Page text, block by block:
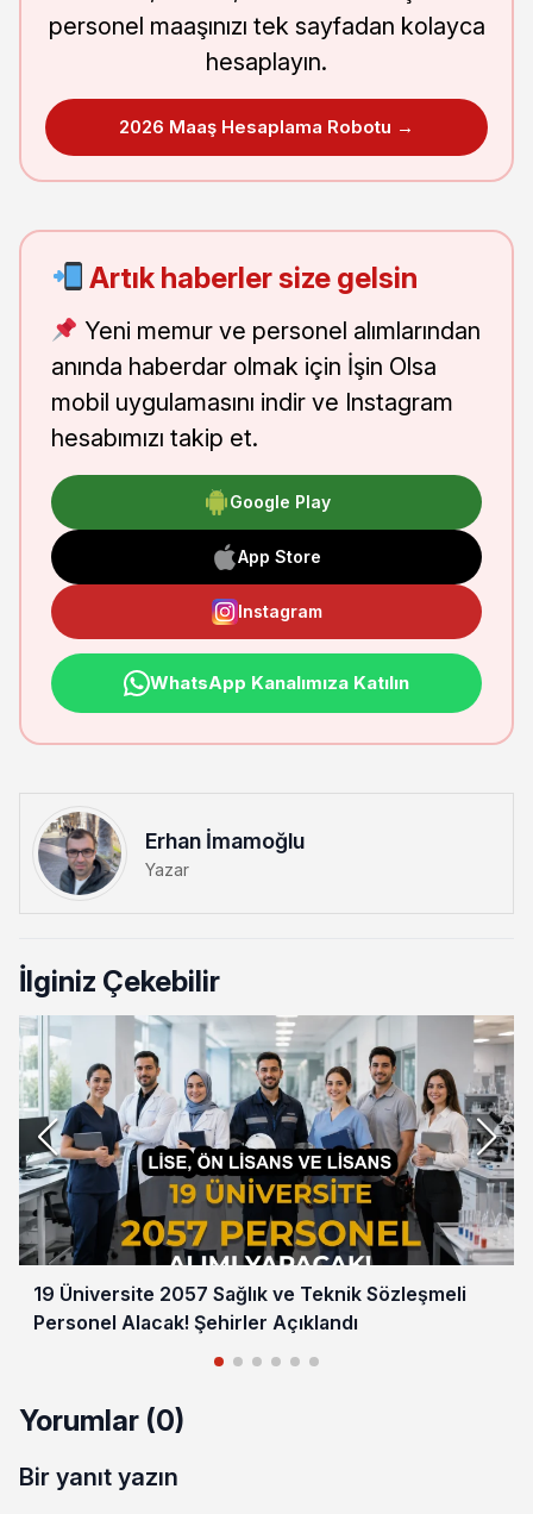
personel maaşınızı tek sayfadan kolayca
hesaplayın.
2026 Maaş Hesaplama Robotu →
Artık haberler size gelsin
Yeni memur ve personel alımlarından
anında haberdar olmak için İşin Olsa
mobil uygulamasını indir ve Instagram
hesabımızı takip et.
Google Play
App Store
Instagram
WhatsApp Kanalımıza Katılın
Erhan İmamoğlu
Yazar
İlginiz Çekebilir
19 Üniversite 2057 Sağlık ve Teknik Sözleşmeli
Personel Alacak! Şehirler Açıklandı
Yorumlar (0)
Bir yanıt yazın